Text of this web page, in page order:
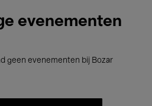
evenementen
geen evenementen bij Bozar